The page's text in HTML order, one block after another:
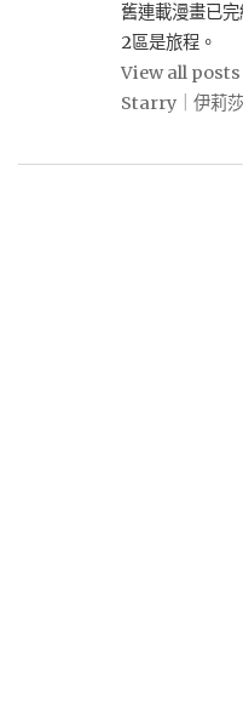
舊連載漫畫已
2區是旅程。
View all posts
Starry｜伊莉